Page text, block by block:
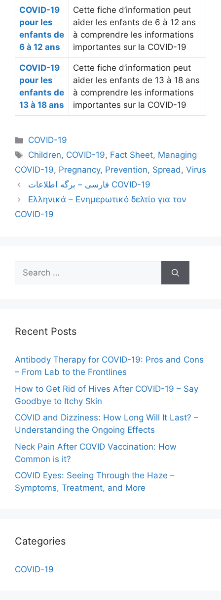
COVID-19
pour les
enfants de
6 à 12 ans
Cette fiche d’information peut
aider les enfants de 6 à 12 ans
à comprendre les informations
importantes sur la COVID-19
COVID-19
pour les
enfants de
13 à 18 ans
Cette fiche d’information peut
aider les enfants de 13 à 18 ans
à comprendre les informations
importantes sur la COVID-19
Categories
COVID-19
Tags
Children, COVID-19, Fact Sheet, Managing
COVID-19, Pregnancy, Prevention, Spread, Virus
فارسی – برگه اطلاعات COVID-19
Ελληνικά – Ενημερωτικό δελτίο για τον
COVID-19
Search
for:
Recent Posts
Antibody Therapy for COVID-19: Pros and Cons
– From Lab to the Frontlines
How to Get Rid of Hives After COVID-19 – Say
Goodbye to Itchy Skin
COVID and Dizziness: How Long Will It Last? –
Understanding the Ongoing Effects
Neck Pain After COVID Vaccination: How
Common is it?
COVID Eyes: Seeing Through the Haze –
Symptoms, Treatment, and More
Categories
COVID-19